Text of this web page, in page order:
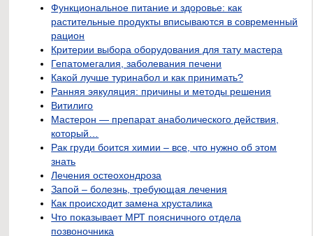
Функциональное питание и здоровье: как
растительные продукты вписываются в современный
рацион
Критерии выбора оборудования для тату мастера
Гепатомегалия, заболевания печени
Какой лучше туринабол и как принимать?
Ранняя эякуляция: причины и методы решения
Витилиго
Мастерон — препарат анаболического действия,
который…
Рак груди боится химии – все, что нужно об этом
знать
Лечения остеохондроза
Запой – болезнь, требующая лечения
Как происходит замена хрусталика
Что показывает МРТ поясничного отдела
позвоночника